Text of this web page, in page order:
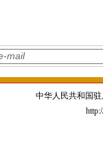
中华人民共和国